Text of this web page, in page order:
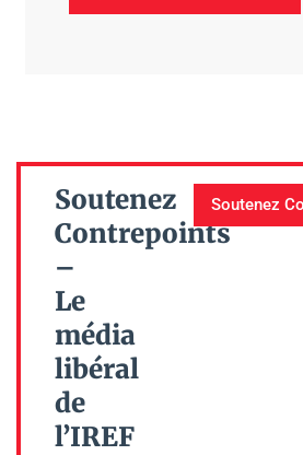
Soutenez
Contrepoints
–
Le
média
libéral
de
l’IREF
Soutenez